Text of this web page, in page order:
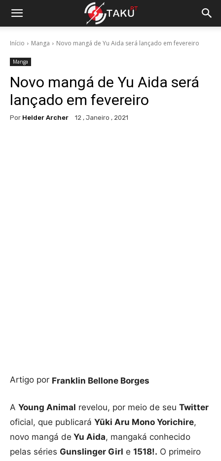
Início Manga Novo mangá de Yu Aida será lançado em fevereiro
Manga
Novo mangá de Yu Aida será
lançado em fevereiro
Por Helder Archer 12 , Janeiro , 2021
Artigo por Franklin Bellone Borges
A Young Animal revelou, por meio de seu Twitter
oficial, que publicará Yūki Aru Mono Yorichire,
novo mangá de Yu Aida, mangaká conhecido
pelas séries Gunslinger Girl e 1518!. O primeiro